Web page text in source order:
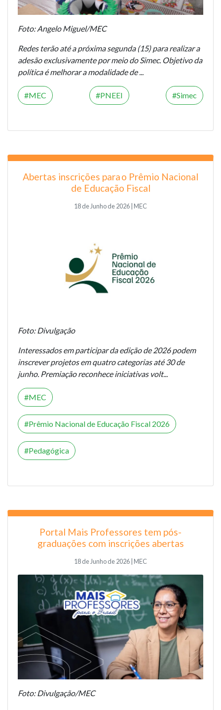
Foto: Angelo Miguel/MEC
Redes terão até a próxima segunda (15) para realizar a
adesão exclusivamente por meio do Simec. Objetivo da
política é melhorar a modalidade de ...
MEC PNEEI Simec
Abertas inscrições para o Prêmio Nacional
de Educação Fiscal
18 de Junho de 2026 | MEC
Foto: Divulgação
Interessados em participar da edição de 2026 podem
inscrever projetos em quatro categorias até 30 de
junho. Premiação reconhece iniciativas volt...
MEC
Prêmio Nacional de Educação Fiscal 2026
Pedagógica
Portal Mais Professores tem pós-
graduações com inscrições abertas
18 de Junho de 2026 | MEC
Foto: Divulgação/MEC